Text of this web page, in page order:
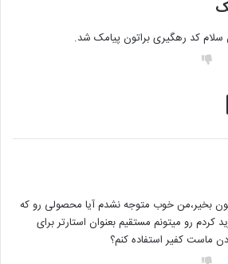
ت کد رهگیری براتون پیامک شد.
بخیر،من خوب متوجه نشدم آیا محصولی رو که
کردم رو میتونم مستقیم بعنوان استارتر برای
ماست کفیر استفاده کنم؟